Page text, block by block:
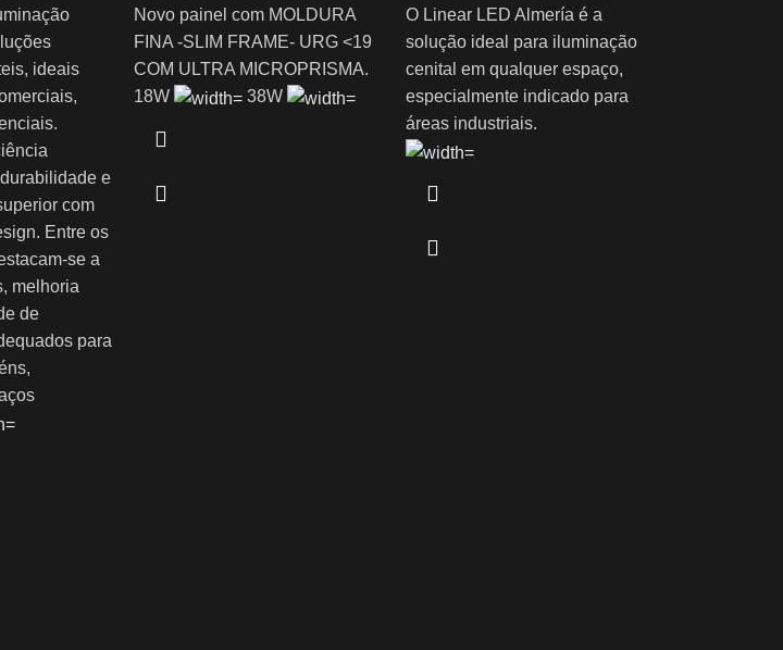
ideais
e
com
Entre os
se a
melhoria
de
para
Novo painel com MOLDURA
FINA -SLIM FRAME- URG <19
COM ULTRA MICROPRISMA.
18W
38W
O Linear LED Almería é a
solução ideal para iluminação
cenital em qualquer espaço,
especialmente indicado para
áreas industriais.